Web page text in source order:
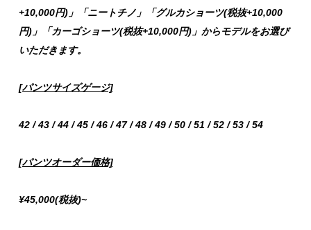
+10,000円)」「ニートチノ」「グルカショーツ(税抜+10,000
円)」「カーゴショーツ(税抜+10,000円)」からモデルをお選び
いただきます。
[パンツサイズゲージ]
42 / 43 / 44 / 45 / 46 / 47 / 48 / 49 / 50 / 51 / 52 / 53 / 54
[パンツオーダー価格]
¥45,000(税抜)~